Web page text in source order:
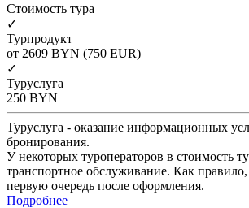
Cтоимость тура
✓
Турпродукт
от 2609 BYN (750 EUR)
✓
Туруслуга
250 BYN
Туруслуга - оказание информационных
бронирования.
У некоторых туроператоров в стоимость
транспортное обслуживание. Как правило,
первую очередь после оформления.
Подробнее